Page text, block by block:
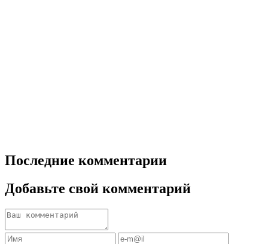
Последние комментарии
Добавьте свой комментарий